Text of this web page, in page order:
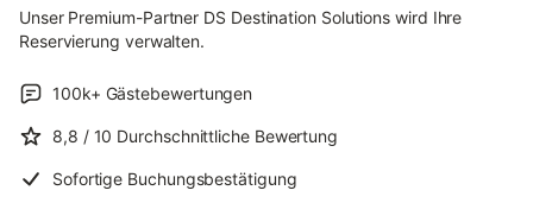
Unser Premium-Partner DS Destination Solutions wird Ihre
Reservierung verwalten.
100k+ Gästebewertungen
8,8 / 10 Durchschnittliche Bewertung
Sofortige Buchungsbestätigung